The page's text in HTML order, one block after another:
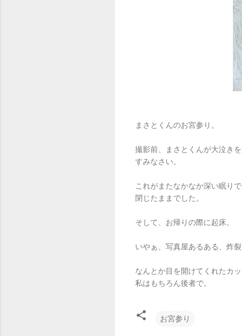
まさとくんのお宮参り。
撮影前、まさとくんが大泣き
すみなさい。
これがまたなかなか深い眠り
閉じたままでした。
そして、お帰りの際に起床。
いやぁ、写真屋あるある、炸裂
なんとか目を開けてくれたカ
私はもちろん後者で。
お宮参り